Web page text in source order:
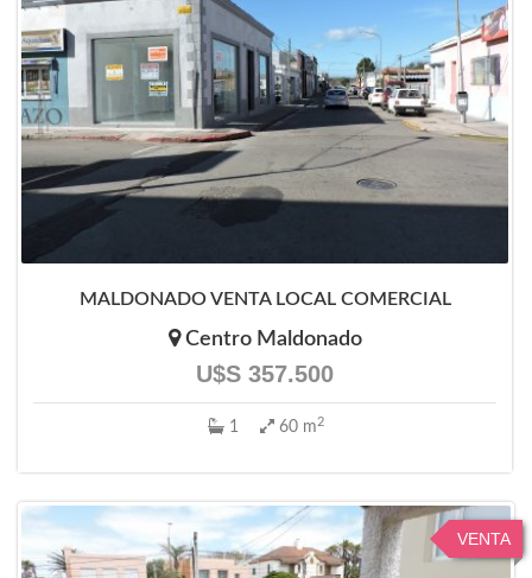
MALDONADO VENTA LOCAL COMERCIAL
Centro Maldonado
U$S 357.500
1 60 m 2
VENTA